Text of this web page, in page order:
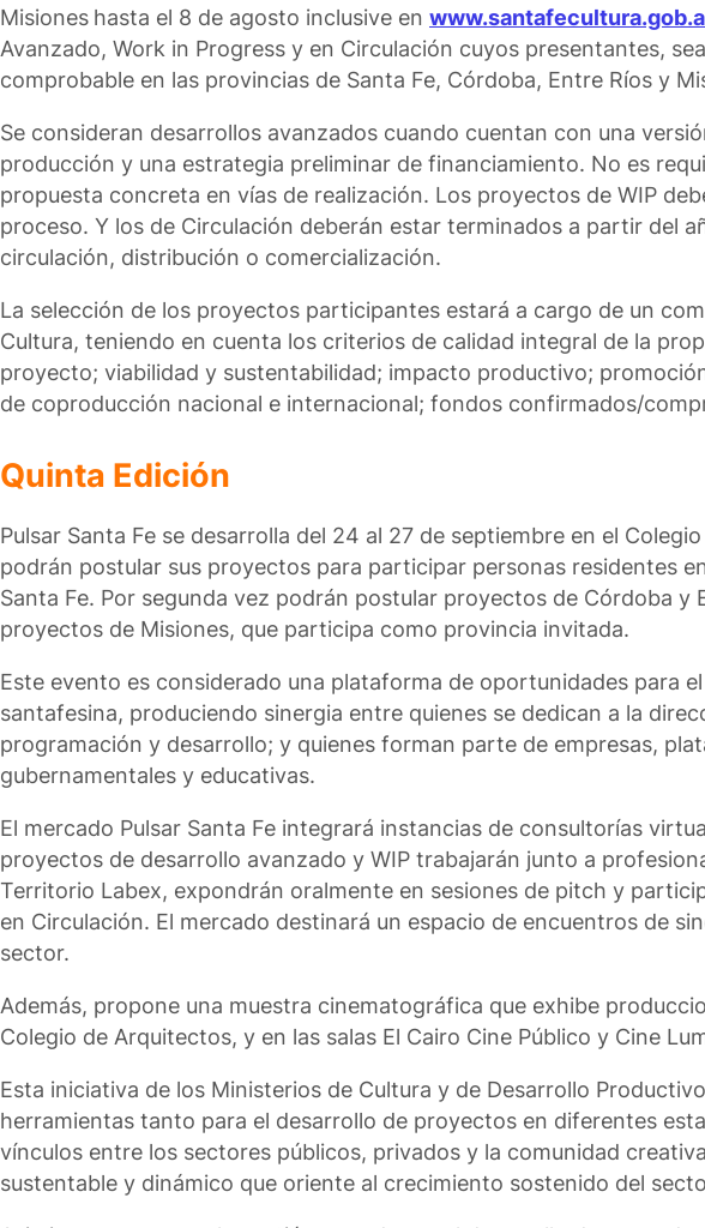
Misiones hasta el 8 de agosto inclusive en
Avanzado, Work in Progress y en Circulación cuyos presentantes,
comprobable en las provincias de Santa Fe, Córdoba, Entre Ríos y
Se consideran desarrollos avanzados cuando cuentan con una
producción y una estrategia preliminar de financiamiento. No es
propuesta concreta en vías de realización. Los proyectos de WIP
proceso. Y los de Circulación deberán estar terminados a partir del
circulación, distribución o comercialización.
La selección de los proyectos participantes estará a cargo de un
Cultura, teniendo en cuenta los criterios de calidad integral de la
proyecto; viabilidad y sustentabilidad; impacto productivo;
de coproducción nacional e internacional; fondos confirmados/
Quinta Edición
Pulsar Santa Fe se desarrolla del 24 al 27 de septiembre en el
podrán postular sus proyectos para participar personas residentes
Santa Fe. Por segunda vez podrán postular proyectos de Córdoba
proyectos de Misiones, que participa como provincia invitada.
Este evento es considerado una plataforma de oportunidades para
santafesina, produciendo sinergia entre quienes se dedican a la
programación y desarrollo; y quienes forman parte de empresas,
gubernamentales y educativas.
El mercado Pulsar Santa Fe integrará instancias de consultorías
proyectos de desarrollo avanzado y WIP trabajarán junto a
Territorio Labex, expondrán oralmente en sesiones de pitch y
en Circulación. El mercado destinará un espacio de encuentros de
sector.
Además, propone una muestra cinematográfica que exhibe
Colegio de Arquitectos, y en las salas El Cairo Cine Público y Cine
Esta iniciativa de los Ministerios de Cultura y de Desarrollo
herramientas tanto para el desarrollo de proyectos en diferentes
vínculos entre los sectores públicos, privados y la comunidad
sustentable y dinámico que oriente al crecimiento sostenido del